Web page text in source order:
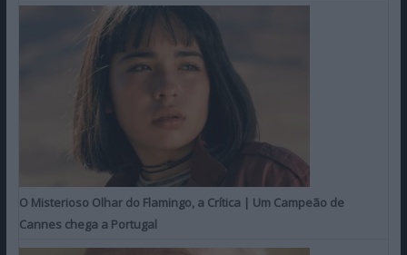
O Misterioso Olhar do Flamingo, a Crítica | Um Campeão de
Cannes chega a Portugal